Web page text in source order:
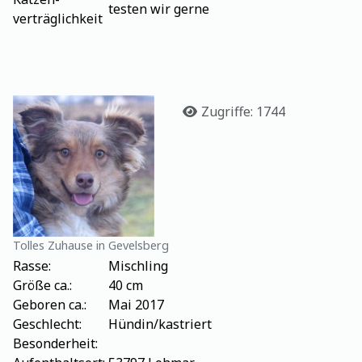
verträglichkeit
testen wir gerne
Tolles Zuhause in Gevelsberg
Details
Zugriffe: 1744
Rasse:
Mischling
Größe ca.:
40 cm
Geboren ca.:
Mai 2017
Geschlecht:
Hündin/kastriert
Besonderheit: